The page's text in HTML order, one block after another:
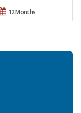
12 Months